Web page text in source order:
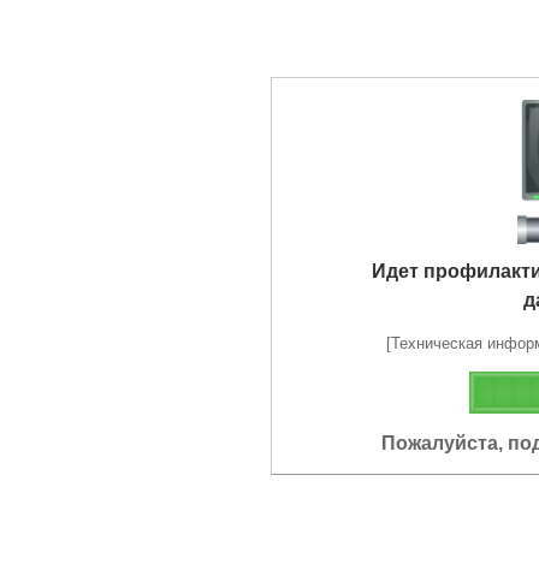
Идет
[Техническая
Пожалуйста,